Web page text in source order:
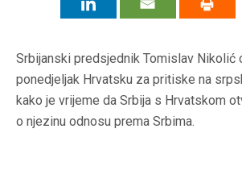
Srbijanski predsjednik Tomislav Nikolić
ponedjeljak Hrvatsku za pritiske na
kako je vrijeme da Srbija s Hrvatskom
o njezinu odnosu prema Srbima.